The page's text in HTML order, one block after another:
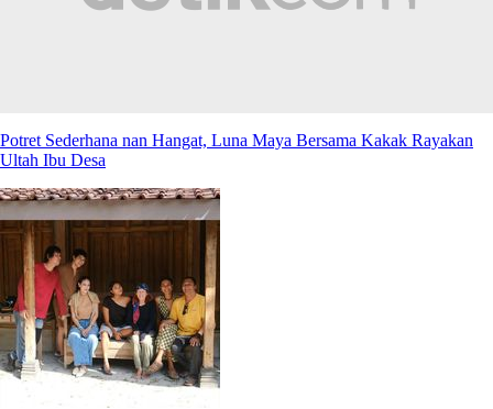
Potret Sederhana nan Hangat, Luna Maya Bersama Kakak Rayakan
Ultah Ibu Desa